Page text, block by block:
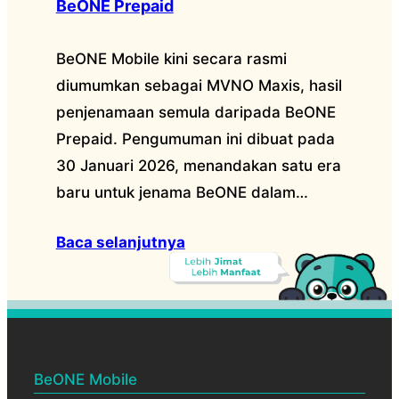
BeONE Prepaid
BeONE Mobile kini secara rasmi
diumumkan sebagai MVNO Maxis, hasil
penjenamaan semula daripada BeONE
Prepaid. Pengumuman ini dibuat pada
30 Januari 2026, menandakan satu era
baru untuk jenama BeONE dalam…
Baca selanjutnya
BeONE Mobile